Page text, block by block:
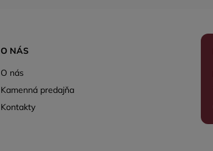
O NÁS
O nás
Kamenná predajňa
Kontakty